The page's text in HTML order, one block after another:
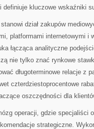
i definiuje kluczowe wskaźniki
dział zakupów
platformami internetowymi i
łącząca analityczne
nie tylko znać rynkowe
długoterminowe relacje z
czterdziestoprocentowe
oszczędności dla
operacji, gdzie specjaliści
strategiczne.